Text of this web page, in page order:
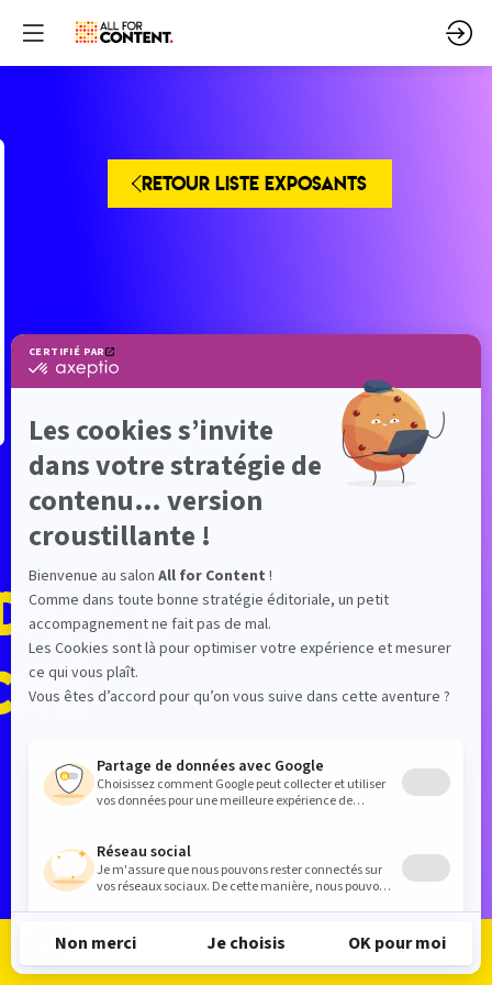
RETOUR LISTE EXPOSANTS
RETOUR LISTE EXPOSANTS
Je m'inscris Je me connecte Le programme Les exposants